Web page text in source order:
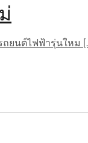
ถยนต์ไฟฟ้ารุ่นใหม